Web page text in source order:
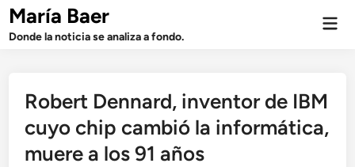
Saltar
contenido
María Baer
Donde la noticia se analiza a fondo.
Robert Dennard, inventor de IBM
cuyo chip cambió la informática,
muere a los 91 años